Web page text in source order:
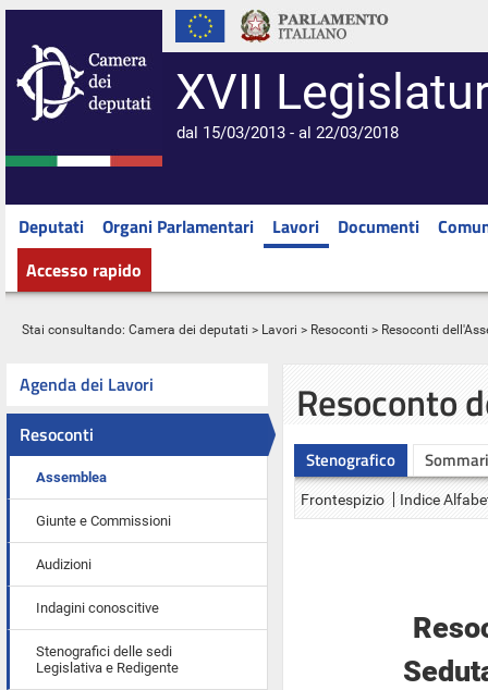
XVII
dal 15/03/2013 - al 22/03/2018
Deputati Organi Parlamentari Lavori Documenti
Accesso rapido
Stai consultando: Camera dei deputati > Lavori > Resoconti > Resoconti
Agenda dei Lavori
Resoconti
Assemblea
Giunte e Commissioni
Audizioni
Indagini conoscitive
Stenografici delle sedi
Legislativa e Redigente
Resoconto
Stenografico
Frontespizio Indice